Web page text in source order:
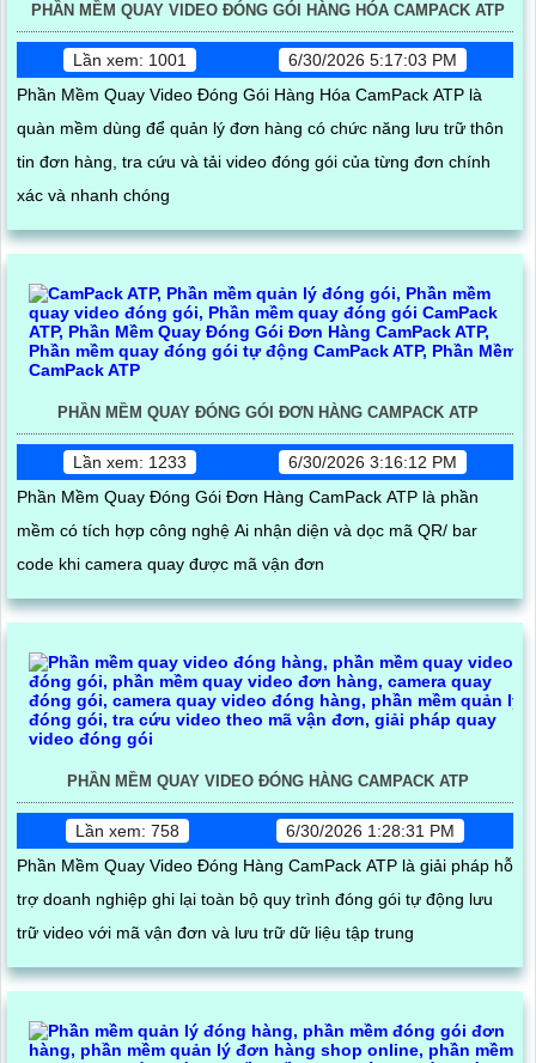
PHẦN MỀM QUAY VIDEO ĐÓNG GÓI HÀNG HÓA CAMPACK ATP
Lần xem: 1001
6/30/2026 5:17:03 PM
Phần Mềm Quay Video Đóng Gói Hàng Hóa CamPack ATP là
quàn mềm dùng để quản lý đơn hàng có chức năng lưu trữ thôn
tin đơn hàng, tra cứu và tải video đóng gói của từng đơn chính
xác và nhanh chóng
PHẦN MỀM QUAY ĐÓNG GÓI ĐƠN HÀNG CAMPACK ATP
Lần xem: 1233
6/30/2026 3:16:12 PM
Phần Mềm Quay Đóng Gói Đơn Hàng CamPack ATP là phần
mềm có tích hợp công nghệ Ai nhận diện và dọc mã QR/ bar
code khi camera quay được mã vận đơn
PHẦN MỀM QUAY VIDEO ĐÓNG HÀNG CAMPACK ATP
Lần xem: 758
6/30/2026 1:28:31 PM
Phần Mềm Quay Video Đóng Hàng CamPack ATP là giải pháp hỗ
trợ doanh nghiệp ghi lại toàn bộ quy trình đóng gói tự động lưu
trữ video với mã vận đơn và lưu trữ dữ liệu tập trung